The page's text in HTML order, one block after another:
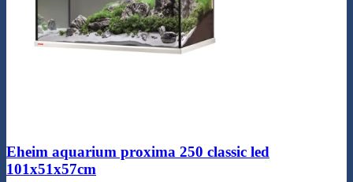
Eheim aquarium proxima 250 classic led
101x51x57cm